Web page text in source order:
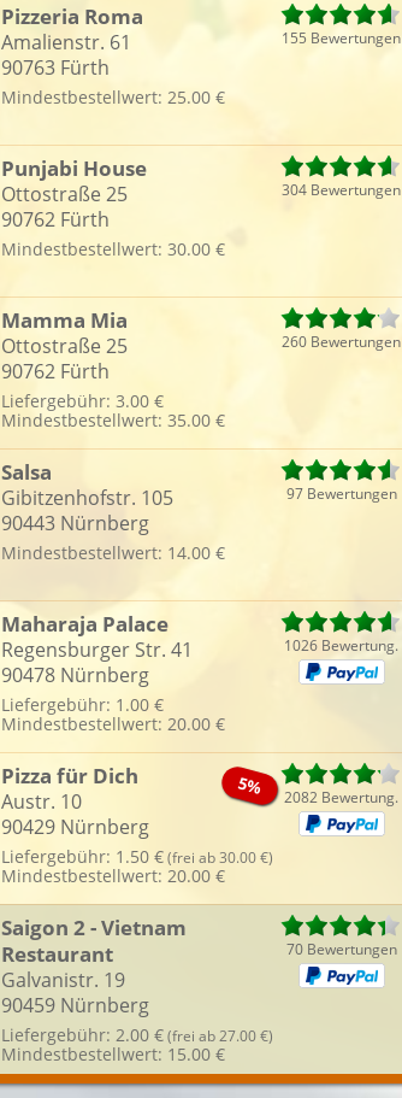
Pizzeria Roma
Amalienstr. 61
90763 Fürth
Mindestbestellwert: 25.00 €
155 Bewertungen
Punjabi House
Ottostraße 25
90762 Fürth
Mindestbestellwert: 30.00 €
304 Bewertungen
Mamma Mia
Ottostraße 25
90762 Fürth
Liefergebühr: 3.00 €
Mindestbestellwert: 35.00 €
260 Bewertungen
Salsa
Gibitzenhofstr. 105
90443 Nürnberg
Mindestbestellwert: 14.00 €
97 Bewertungen
Maharaja Palace
Regensburger Str. 41
90478 Nürnberg
Liefergebühr: 1.00 €
Mindestbestellwert: 20.00 €
1026 Bewertung.
5%
Pizza für Dich
Austr. 10
90429 Nürnberg
Liefergebühr: 1.50 €(frei ab 30.00 €)
Mindestbestellwert: 20.00 €
2082 Bewertung.
Saigon 2 - Vietnam
Restaurant
Galvanistr. 19
90459 Nürnberg
Liefergebühr: 2.00 €(frei ab 27.00 €)
Mindestbestellwert: 15.00 €
70 Bewertungen